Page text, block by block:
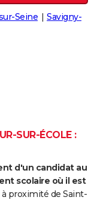
Seine
Savigny-
SUR-ÉCOLE :
d'un candidat au
scolaire où il est
proximité de Saint-